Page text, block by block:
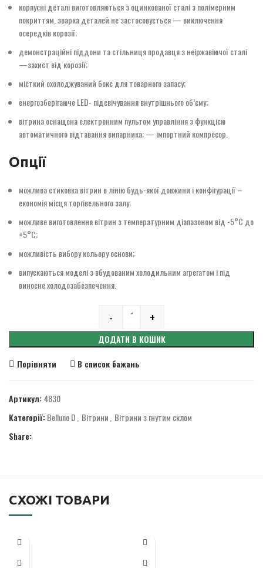
корпусні деталі виготовляються з оцинкованої сталі з полімерним
покриттям, зварка деталей не застосовується — виключення
осередків корозії;
демонстраційні піддони та стільниця продавця з неіржавіючої сталі
—захист від корозії;
місткий охолоджуваний бокс для товарного запасу;
енергозберігаюче LED- підсвічування внутрішнього об’єму;
вітрина оснащена електронним пультом управління з функцією
автоматичного відтавання випарника; — імпортний компресор.
Опції
можлива стиковка вітрин в лінію будь-якої довжини і конфігурації –
економія місця торгівельного залу;
можливе виготовлення вітрин з температурним діапазоном від -5°С до
+5°С;
можливість вибору кольору основи;
випускаються моделі з вбудованим холодильним агрегатом і під
виносне холодозабезпечення.
Quantity
- +
ДОДАТИ В КОШИК
Порівняти
В список бажань
Артикул: 4830
Категорії: Belluno D Вітрини Вітрини з гнутим склом
Share:
СХОЖІ ТОВАРИ